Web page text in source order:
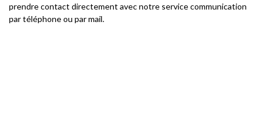
prendre contact directement avec notre service communication
par téléphone ou par mail.